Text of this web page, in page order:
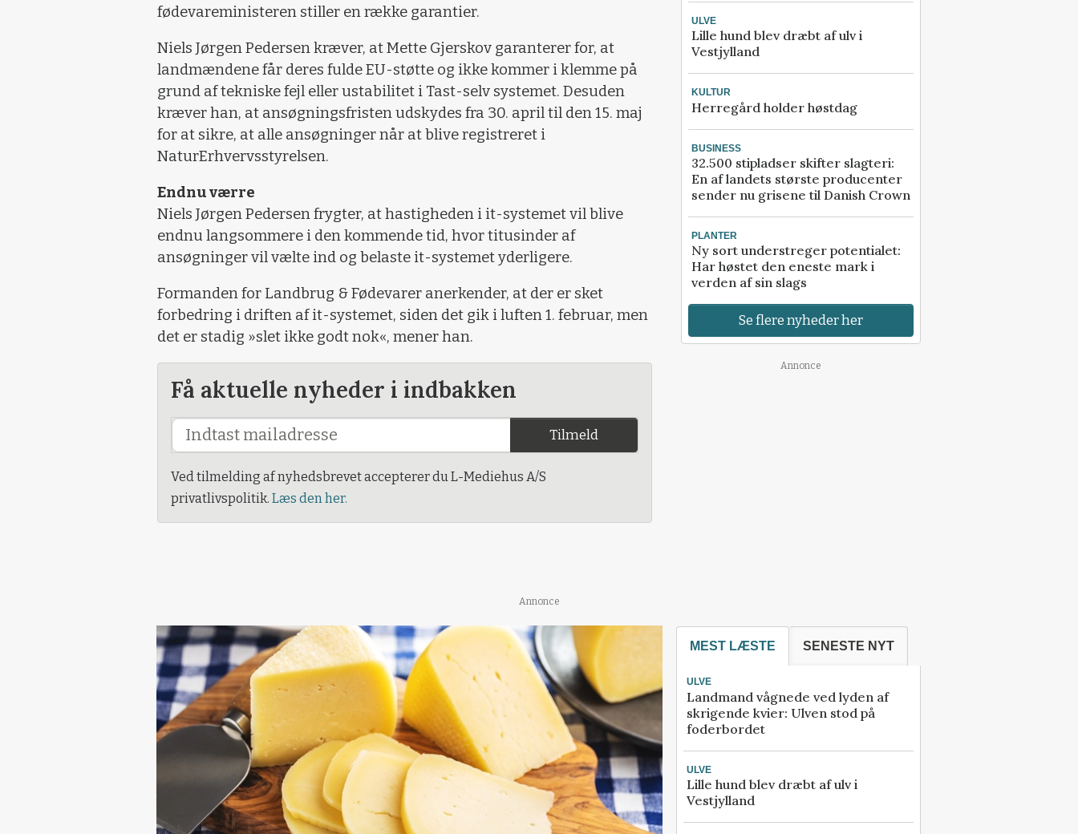
fødevareministeren stiller en række garantier.
Niels Jørgen Pedersen kræver, at Mette Gjerskov garanterer for, at
landmændene får deres fulde EU-støtte og ikke kommer i klemme på
grund af tekniske fejl eller ustabilitet i Tast-selv systemet. Desuden
kræver han, at ansøgningsfristen udskydes fra 30. april til den 15. maj
for at sikre, at alle ansøgninger når at blive registreret i
NaturErhvervsstyrelsen.
Endnu værre
Niels Jørgen Pedersen frygter, at hastigheden i it-systemet vil blive
endnu langsommere i den kommende tid, hvor titusinder af
ansøgninger vil vælte ind og belaste it-systemet yderligere.
Formanden for Landbrug & Fødevarer anerkender, at der er sket
forbedring i driften af it-systemet, siden det gik i luften 1. februar, men
det er stadig »slet ikke godt nok«, mener han.
Få aktuelle nyheder i indbakken
Tilmeld
Ved tilmelding af nyhedsbrevet accepterer du L-Mediehus A/S
privatlivspolitik. Læs den her.
ULVE
Lille hund blev dræbt af ulv i
Vestjylland
KULTUR
Herregård holder høstdag
BUSINESS
32.500 stipladser skifter slagteri:
En af landets største producenter
sender nu grisene til Danish Crown
PLANTER
Ny sort understreger potentialet:
Har høstet den eneste mark i
verden af sin slags
Se flere nyheder her
Annonce
Annonce
MEST LÆSTE SENESTE NYT
ULVE
Landmand vågnede ved lyden af
skrigende kvier: Ulven stod på
foderbordet
ULVE
Lille hund blev dræbt af ulv i
Vestjylland